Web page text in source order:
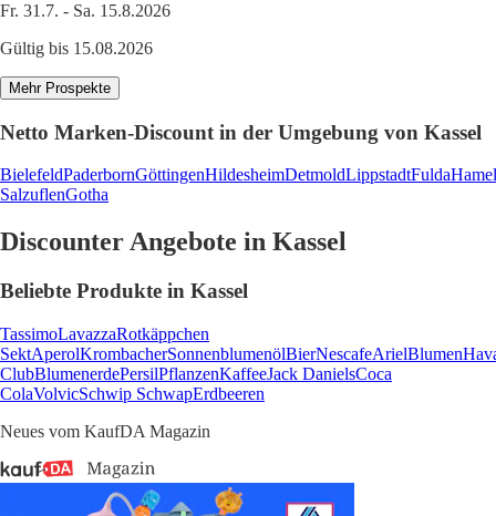
Fr. 31.7. - Sa. 15.8.2026
Gültig bis 15.08.2026
Mehr Prospekte
Netto Marken-Discount in der Umgebung von Kassel
BielefeldPaderbornGöttingenHildesheimDetmoldLippstadtFulda
SalzuflenGotha
Discounter Angebote in Kassel
Beliebte Produkte in Kassel
TassimoLavazzaRotkäppchen
SektAperolKrombacherSonnenblumenölBierNescafeArielBlumen
ClubBlumenerdePersilPflanzenKaffeeJack DanielsCoca
ColaVolvicSchwip SchwapErdbeeren
Neues vom KaufDA Magazin